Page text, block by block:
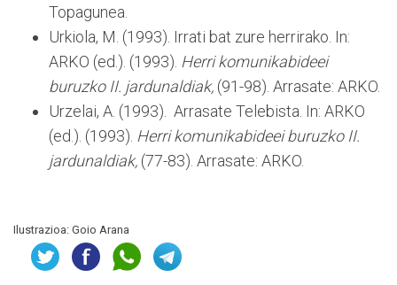
Topagunea.
Urkiola, M. (1993). Irrati bat zure herrirako. In:
ARKO (ed.). (1993). Herri komunikabideei
buruzko II. jardunaldiak, (91-98). Arrasate: ARKO.
Urzelai, A. (1993). Arrasate Telebista. In: ARKO
(ed.). (1993). Herri komunikabideei buruzko II.
jardunaldiak, (77-83). Arrasate: ARKO.
Ilustrazioa: Goio Arana